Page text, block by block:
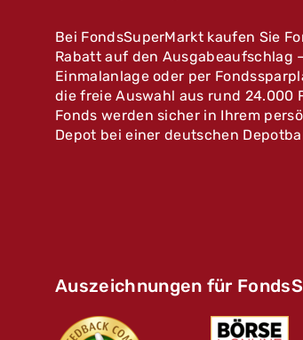
Bei FondsSuperMarkt kaufen Sie
Rabatt auf den Ausgabeaufschlag
Einmalanlage oder per
die freie Auswahl aus rund 24.000
Fonds werden sicher in Ihrem
Depot bei einer deutschen
Auszeichnungen für